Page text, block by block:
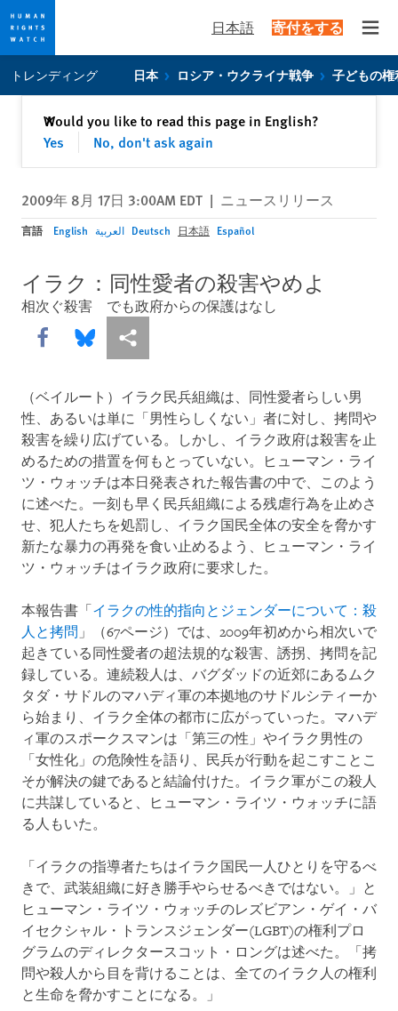
privacy
content
日本語 寄付をする
トレンディング 日本 ロシア・ウクライナ戦争 子どもの権
Would you like to read this page in English?
Yes
No, don't ask again
✕閉じる
2009年 8月 17日 3:00AM EDT | ニュースリリース
言語 English العربية Deutsch 日本語 Español
イラク：同性愛者の殺害やめよ
相次ぐ殺害 でも政府からの保護はなし
Share this via Facebook
Share this via Bluesky
More sharing options
（ベイルート）イラク民兵組織は、同性愛者らしい男
性、あるいは単に「男性らしくない」者に対し、拷問や
殺害を繰り広げている。しかし、イラク政府は殺害を止
めるための措置を何もとっていない。ヒューマン・ライ
ツ・ウォッチは本日発表された報告書の中で、このよう
に述べた。一刻も早く民兵組織による残虐行為を止めさ
せ、犯人たちを処罰し、イラク国民全体の安全を脅かす
新たな暴力の再発を食い止めるよう、ヒューマン・ライ
ツ・ウォッチはイラク政府に要求した。
本報告書「 イラクの性的指向とジェンダーについて：殺
人と拷問 」（67ページ）では、2009年初めから相次いで
起きている同性愛者の超法規的な殺害、誘拐、拷問を記
録している。連続殺人は、バグダッドの近郊にあるムク
タダ・サドルのマハディ軍の本拠地のサドルシティーか
ら始まり、イラク全体の都市に広がっていった。マハデ
ィ軍のスポークスマンは「第三の性」やイラク男性の
「女性化」の危険性を語り、民兵が行動を起こすことこ
そが解決の鍵であると結論付けた。イラク軍がこの殺人
に共謀していると、ヒューマン・ライツ・ウォッチに語
る人もいた。
「イラクの指導者たちはイラク国民一人ひとりを守るべ
きで、武装組織に好き勝手やらせるべきではない。」と
ヒューマン・ライツ・ウォッチのレズビアン・ゲイ・バ
イセクシャル・トランスジェンダー(LGBT)の権利プロ
グラムのディレクタースコット・ロングは述べた。「拷
問や殺人から目を背けることは、全てのイラク人の権利
と生命を脅かすことになる。」